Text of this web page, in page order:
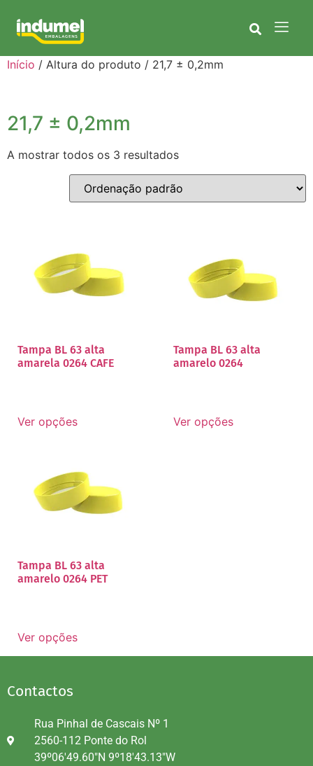
Início / Altura do produto / 21,7 ± 0,2mm
21,7 ± 0,2mm
A mostrar todos os 3 resultados
Tampa BL 63 alta
amarela 0264 CAFE
Ver opções
Tampa BL 63 alta
amarelo 0264
Ver opções
Tampa BL 63 alta
amarelo 0264 PET
Ver opções
Contactos
Rua Pinhal de Cascais Nº 1
2560-112 Ponte do Rol
39º06'49.60"N 9º18'43.13"W